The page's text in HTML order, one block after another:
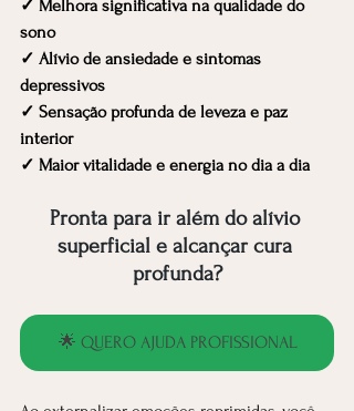
✓ Melhora significativa na qualidade do
sono
✓ Alívio de ansiedade e sintomas
depressivos
✓ Sensação profunda de leveza e paz
interior
✓ Maior vitalidade e energia no dia a dia
Pronta para ir além do alívio
superficial e alcançar cura
profunda?
🌟 QUERO AJUDA PROFISSIONAL